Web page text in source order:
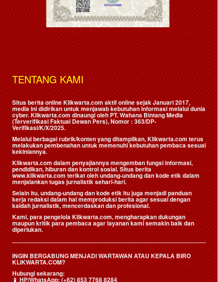
TENTANG KAMI
Situs berita online Klikwarta.com aktif online sejak Januari 2017,
media ini didirikan untuk menjawab kebutuhan informasi melalui dunia
cyber. Klikwarta.com dinaungi oleh PT. Wahana Bintang Media
(Terverifikasi Faktual Dewan Pers), Nomor : 363/DP-
Verifikasi/K/X/2025.
Melalui berbagai rubrik/konten yang ditampilkan, Klikwarta.com terus
melakukan pembenahan untuk memenuhi kebutuhan pembaca sesuai
kekiniannya.
Klikwarta.com dalam penyajiannya mengemban fungsi informasi,
pendidikan, hiburan dan kontrol sosial. Situs berita
www.klikwarta.com terikat oleh undang-undang dan kode etik dalam
menjalankan tugas jurnalistik sehari-hari.
Selain itu, undang-undang dan kode etik itu juga menjadi panduan
kerja redaksi dalam hal memproduksi berita agar sesuai dengan
kaidah jurnalistik, mencerdaskan dan profesional.
Kami, para pengelola Klikwarta.com, mengharapkan dukungan
maupun kritik para pembaca agar layanan kami semakin baik dan
diperlukan.
INGIN BERGABUNG MENJADI WARTAWAN ATAU KEPALA BIRO
KLIKWARTA.COM?
Hubungi sekarang:
📱HP/WhatsApp:(+62) 853 7768 8284